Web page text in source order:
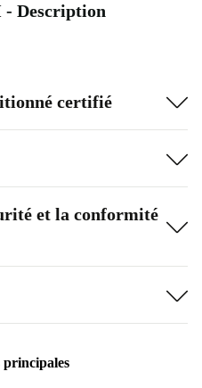
- Description
certifié
et la conformité
principales